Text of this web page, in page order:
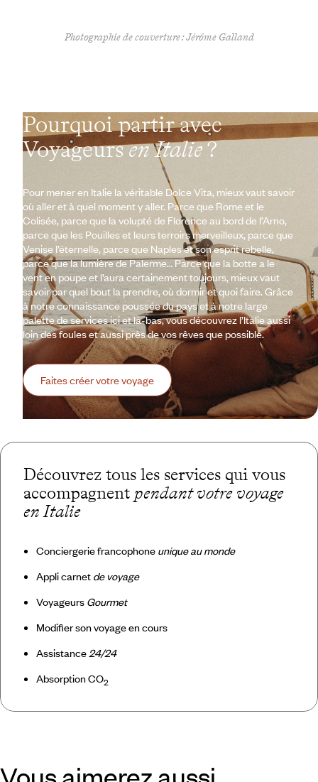
Photographie de couverture : Jérôme Galland
Pourquoi partir avec
Voyageursen Italie?
Pour mener en Italie la véritable Dolce Vita, mieux vaut savoir
où aller et à quel moment y aller. Parce que Rome et le
Colisée, parce que la volupté de Florence au bord de l’Arno,
parce que les Pouilles et leurs terroirs merveilleux, parce que
Venise l’éternelle, parce que Naples et son esprit rebelle,
parce que la lumière de Palerme… Parce que la botte a le
vent en poupe et l’aura certainement toujours, mieux vaut
savoir par quel bout la prendre, où dormir et quoi faire. Grâce
à notre connaissance poussée du pays et à notre large
palette de services ici et là-bas, vous découvrez l’Italie aussi
loin des foules et aussi près de vos rêves que possible.
Faites créer votre voyage
Découvrez tous les services qui vous
accompagnent pendant votre voyage
en Italie
Conciergerie francophone unique au monde
Appli carnet de voyage
Voyageurs Gourmet
Modifier son voyage en cours
Assistance 24/24
Absorption CO2